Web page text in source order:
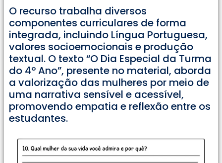
O recurso trabalha diversos
componentes curriculares de forma
integrada, incluindo Língua Portuguesa,
valores socioemocionais e produção
textual. O texto “O Dia Especial da Turma
do 4º Ano”, presente no material, aborda
a valorização das mulheres por meio de
uma narrativa sensível e acessível,
promovendo empatia e reflexão entre os
estudantes.